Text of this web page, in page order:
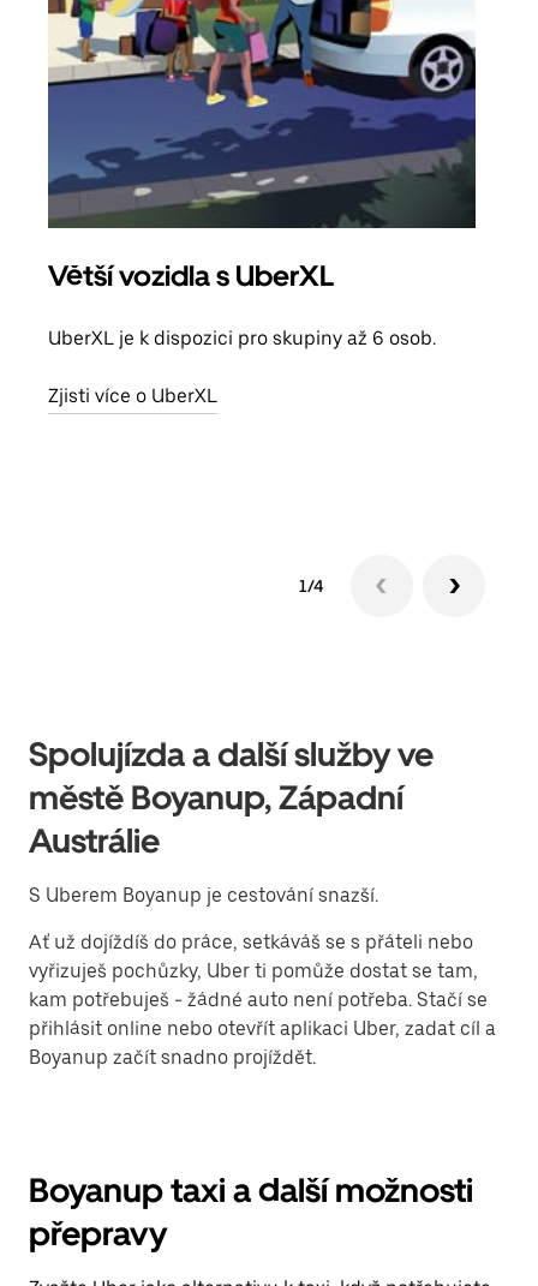
Větší vozidla s UberXL
UberXL je k dispozici pro skupiny až 6 osob.
Zjisti více o UberXL
1/4
Spolujízda a další služby ve
městě Boyanup, Západní
Austrálie
S Uberem Boyanup je cestování snazší.
Ať už dojíždíš do práce, setkáváš se s přáteli nebo
vyřizuješ pochůzky, Uber ti pomůže dostat se tam,
kam potřebuješ - žádné auto není potřeba. Stačí se
přihlásit online nebo otevřít aplikaci Uber, zadat cíl a
Boyanup začít snadno projíždět.
Boyanup taxi a další možnosti
přepravy